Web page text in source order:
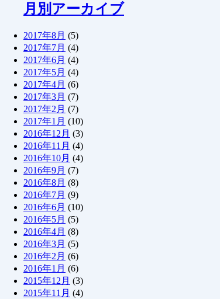
月別アーカイブ
2017年8月 (5)
2017年7月 (4)
2017年6月 (4)
2017年5月 (4)
2017年4月 (6)
2017年3月 (7)
2017年2月 (7)
2017年1月 (10)
2016年12月 (3)
2016年11月 (4)
2016年10月 (4)
2016年9月 (7)
2016年8月 (8)
2016年7月 (9)
2016年6月 (10)
2016年5月 (5)
2016年4月 (8)
2016年3月 (5)
2016年2月 (6)
2016年1月 (6)
2015年12月 (3)
2015年11月 (4)